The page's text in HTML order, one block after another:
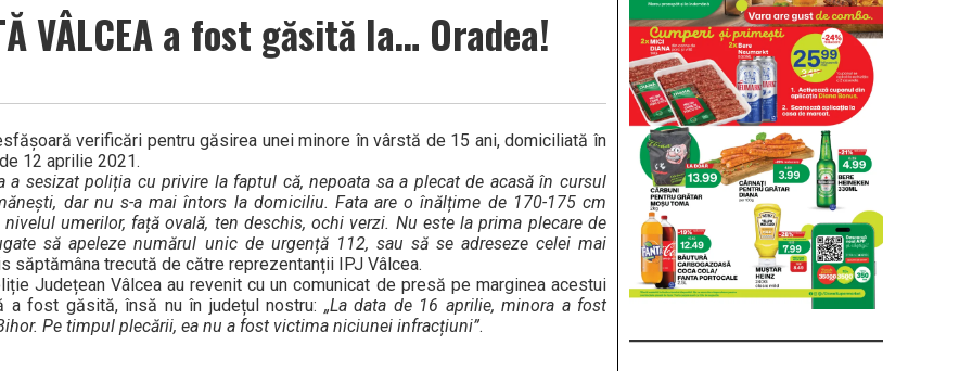
VÂLCEA a fost găsită la… Oradea!
verificări pentru găsirea unei minore în vârstă de 15 ani, domiciliată în
12 aprilie 2021.
a sesizat poliția cu privire la faptul că, nepoata sa a plecat de acasă în cursul
dar nu s-a mai întors la domiciliu. Fata are o înălțime de 170-175 cm
umerilor, față ovală, ten deschis, ochi verzi. Nu este la prima plecare de
să apeleze numărul unic de urgență 112, sau să se adreseze celei mai
săptămâna trecută de către reprezentanții IPJ Vâlcea.
Județean Vâlcea au revenit cu un comunicat de presă pe marginea acestui
a fost găsită, însă nu în județul nostru: „La data de 16 aprilie, minora a fost
Pe timpul plecării, ea nu a fost victima niciunei infracțiuni”.